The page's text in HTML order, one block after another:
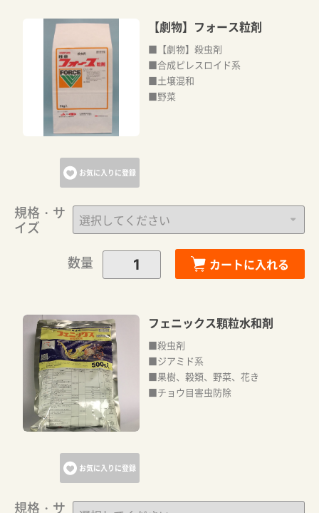
お気に入りに登録
【劇物】フォース粒剤
■【劇物】殺虫剤
■合成ピレスロイド系
■土壌混和
■野菜
規格・サ
イズ
数量
カートに入れる
お気に入りに登録
フェニックス顆粒水和剤
■殺虫剤
■ジアミド系
■果樹、穀類、野菜、花き
■チョウ目害虫防除
規格・サ
カートに追加しました。